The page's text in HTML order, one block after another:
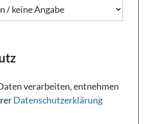
verarbeiten, entnehmen
Datenschutzerklärung